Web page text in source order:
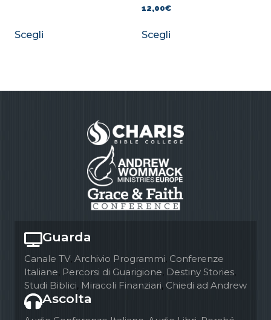
Scegli
12,00€
Scegli
Guarda
Canale TV, Archivio Programmi, Conferenze
Italiane, Percorsi di Guarigione, Destiny Stories,
Studi Biblici, Miracoli Finanziari, Chiedi ad Andrew
Ascolta